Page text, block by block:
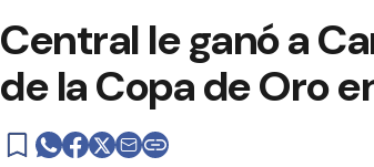
Central le ganó a
de la Copa de Oro